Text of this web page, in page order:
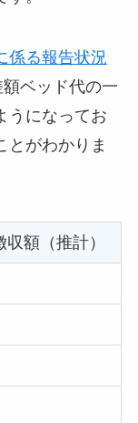
係る報告状況
額ベッド代の一
うになってお
とがわかりま
額（推計）